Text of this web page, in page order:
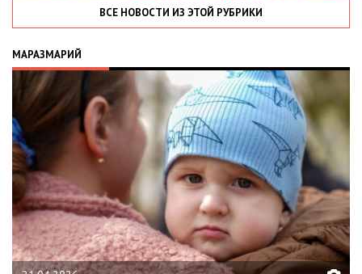
ВСЕ НОВОСТИ ИЗ ЭТОЙ РУБРИКИ
МАРАЗМАРИЙ